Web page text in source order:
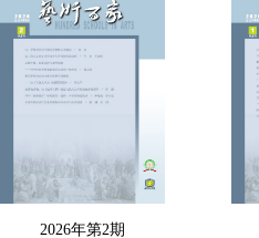
2026年第2期